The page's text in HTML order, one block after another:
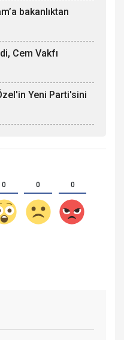
bakanlıktan
Cem Vakfı
Yeni Parti'sini
0 0 0